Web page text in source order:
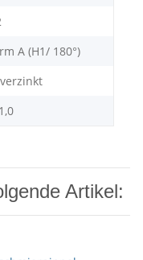
A (H1/ 180°)
Artikel: